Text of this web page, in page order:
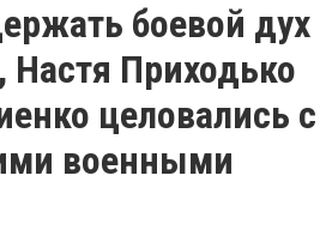
боевой дух
Настя Приходько
целовались с
военными